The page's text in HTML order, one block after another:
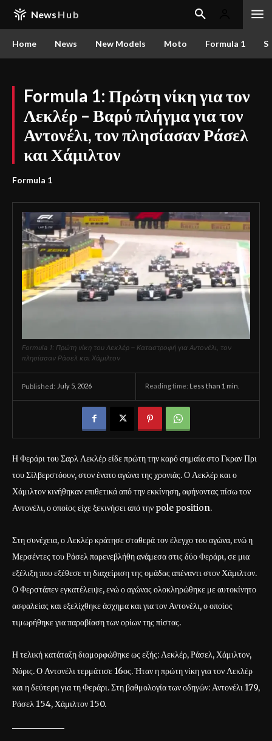
News Hub
Home News New Models Moto Formula 1
Formula 1: Πρώτη νίκη για τον
Λεκλέρ – Βαρύ πλήγμα για τον
Αντονέλι, τον πλησίασαν Ράσελ
και Χάμιλτον
Formula 1
Formula 1: Πρώτη νίκη του Λεκλέρ – Καταστροφή για Αντονέλι, τον
πλησίασαν Ράσελ και Χάμιλτον
Published: July 5, 2026 Reading time: Less than 1 min.
Η Φεράρι του Σαρλ Λεκλέρ είδε πρώτη την καρό σημαία στο Γκραν Πρι
του Σίλβερστόουν, στον ένατο αγώνα της χρονιάς. Ο Λεκλέρ και ο
Χάμιλτον κινήθηκαν επιθετικά από την εκκίνηση, αφήνοντας πίσω τον
Αντονέλι, ο οποίος είχε ξεκινήσει από την pole position.
Στη συνέχεια, ο Λεκλέρ κράτησε σταθερά τον έλεγχο του αγώνα, ενώ η
Μερσέντες του Ράσελ παρενεβλήθη ανάμεσα στις δύο Φεράρι, σε μια
εξέλιξη που εξέθεσε τη διαχείριση της ομάδας απέναντι στον Χάμιλτον.
Ο Φερστάπεν εγκατέλειψε, ενώ ο αγώνας ολοκληρώθηκε με αυτοκίνητο
ασφαλείας και εξελίχθηκε άσχημα και για τον Αντονέλι, ο οποίος
τιμωρήθηκε για παραβίαση των ορίων της πίστας.
Η τελική κατάταξη διαμορφώθηκε ως εξής: Λεκλέρ, Ράσελ, Χάμιλτον,
Νόρις. Ο Αντονέλι τερμάτισε 16ος. Ήταν η πρώτη νίκη για τον Λεκλέρ
και η δεύτερη για τη Φεράρι. Στη βαθμολογία των οδηγών: Αντονέλι 179,
Ράσελ 154, Χάμιλτον 150.